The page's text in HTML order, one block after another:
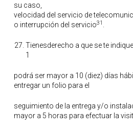
su caso,
velocidad del servicio de
o interrupción del servicio31
Tienesderecho a que se te
1
podrá ser mayor a 10 (diez) días
entregar un folio para el
seguimiento de la entrega y/o
mayor a 5 horas para efectuar la